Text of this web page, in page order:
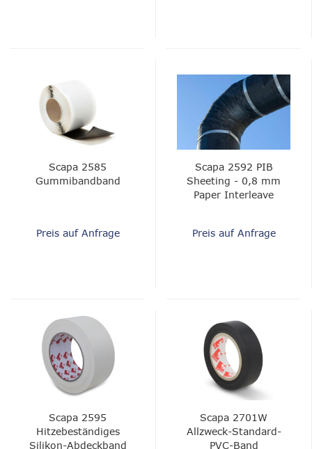
Scapa 2585
Gummibandband
Preis auf Anfrage
Scapa 2592 PIB
Sheeting - 0,8 mm
Paper Interleave
Preis auf Anfrage
Scapa 2595
Hitzebeständiges
Silikon-Abdeckband
Scapa 2701W
Allzweck-Standard-
PVC-Band